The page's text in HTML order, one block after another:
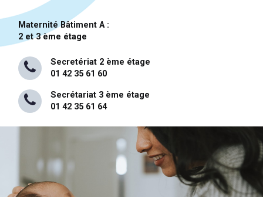
Maternité Bâtiment A :
2 et 3 ème étage
Secretériat 2 ème étage
01 42 35 61 60
Secrétariat 3 ème étage
01 42 35 61 64